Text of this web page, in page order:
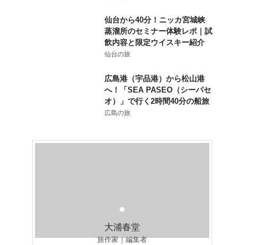
仙台から40分！ニッカ宮城峡
蒸溜所のセミナー体験レポ｜試
飲内容と限定ウイスキー紹介
仙台の旅
広島港（宇品港）から松山港
へ！「SEA PASEO（シーパセ
オ）」で行く2時間40分の船旅
広島の旅
大浦春堂
旅作家｜編集者